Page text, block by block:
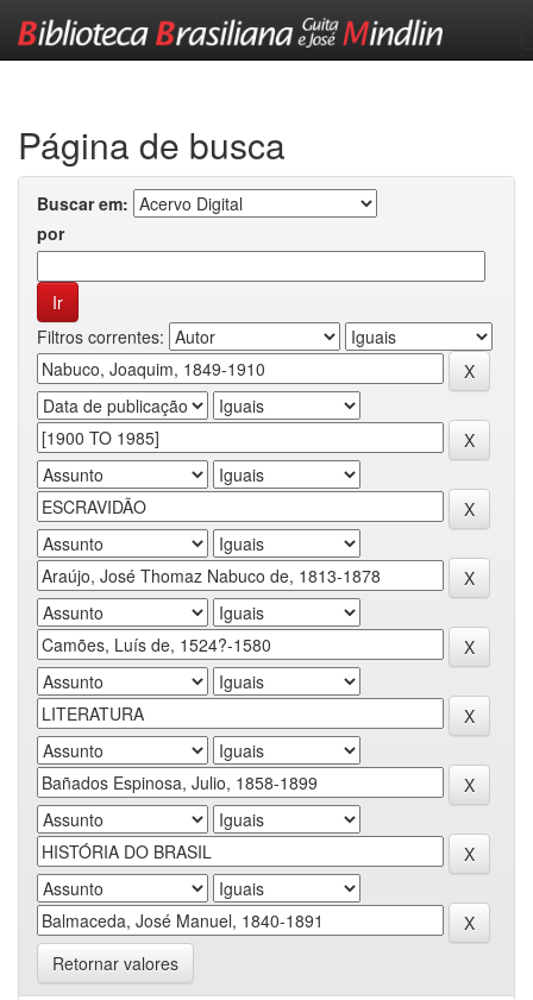
Página de busca
Buscar em:
por
Filtros correntes:
Retornar valores